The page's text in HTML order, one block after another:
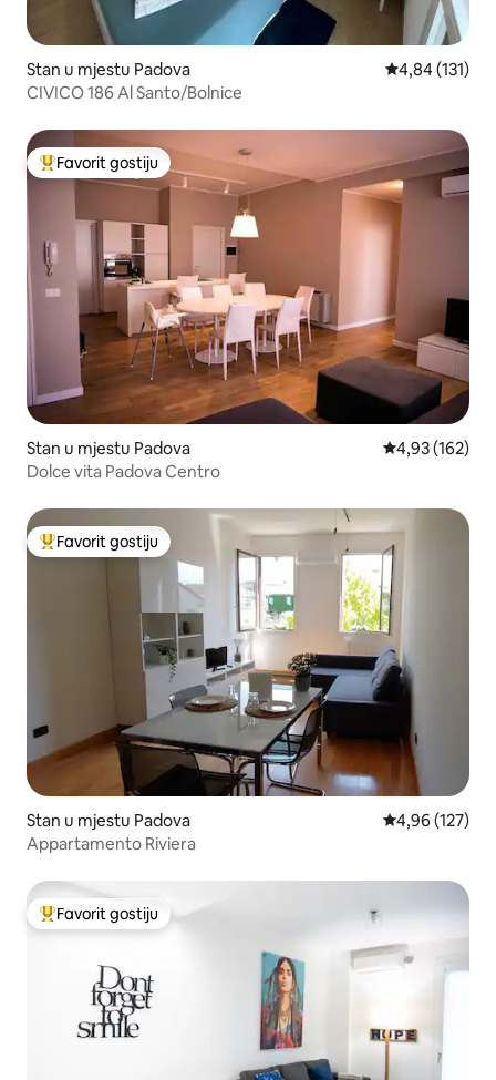
Stan u mjestu Padova prosječna
4,84 (131)
CIVICO 186 Al Santo/Bolnice
Glavni favorit gostiju
Favorit gostiju
Stan u mjestu Padova prosječna
4,93 (162)
Dolce vita Padova Centro
Glavni favorit gostiju
Favorit gostiju
Stan u mjestu Padova prosječna
4,96 (127)
Appartamento Riviera
Glavni favorit gostiju
Favorit gostiju